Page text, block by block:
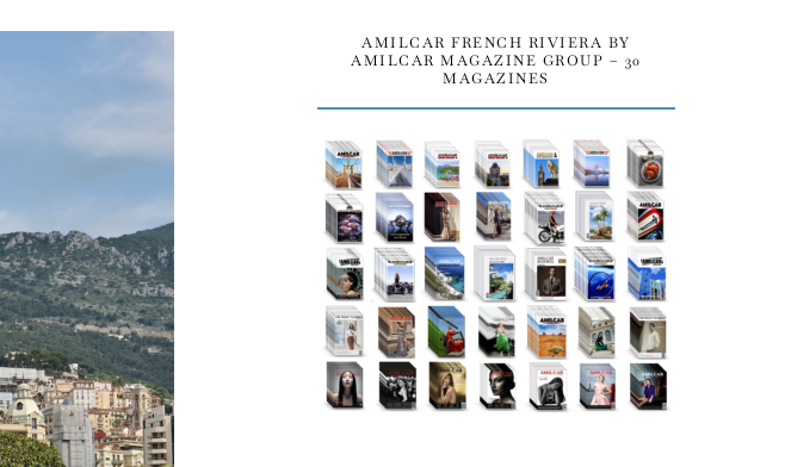
AMILCAR FRENCH RIVIERA BY
AMILCAR MAGAZINE GROUP – 30
MAGAZINES